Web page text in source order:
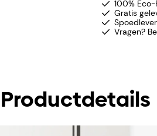
100%
Gratis
Vragen?
Productdetails